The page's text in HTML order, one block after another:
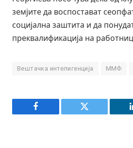
земјите да воспостават
социјална заштита и да
преквалификација на
Вештачка интелигенција ММФ
Facebook Twitter